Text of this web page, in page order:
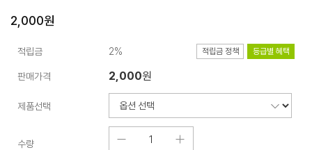
2,000원
적립금 2% 적립금 정책 등급별 혜택
판매가격 2,000원
제품선택
수량